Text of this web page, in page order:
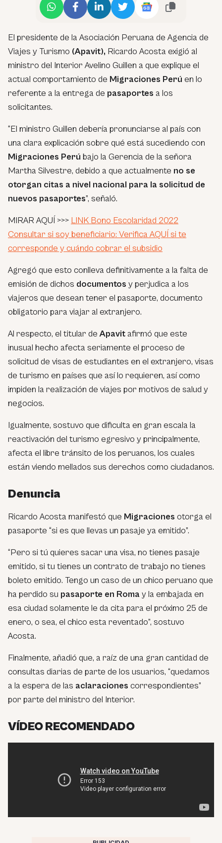
El presidente de la Asociación Peruana de Agencia de
Viajes y Turismo (Apavit), Ricardo Acosta exigió al
ministro del Interior Avelino Guillen a que explique el
actual comportamiento de Migraciones Perú en lo
referente a la entrega de pasaportes a los
solicitantes.
“El ministro Guillen debería pronunciarse al país con
una clara explicación sobre qué está sucediendo con
Migraciones Perú bajo la Gerencia de la señora
Martha Silvestre, debido a que actualmente no se
otorgan citas a nivel nacional para la solicitud de
nuevos pasaportes”, señaló.
MIRAR AQUÍ >>> LINK Bono Escolaridad 2022
Consultar si soy beneficiario: Verifica AQUÍ si te
corresponde y cuándo cobrar el subsidio
Agregó que esto conlleva definitivamente a la falta de
emisión de dichos documentos y perjudica a los
viajeros que desean tener el pasaporte, documento
obligatorio para viajar al extranjero.
Al respecto, el titular deApavitafirmó que este
inusual hecho afecta seriamente el proceso de
solicitud de visas de estudiantes en el extranjero, visas
de turismo en países que así lo requieren, así como
impiden la realización de viajes por motivos de salud y
negocios.
Igualmente, sostuvo que dificulta en gran escala la
reactivación del turismo egresivo y principalmente,
afecta el libre tránsito de los peruanos, los cuales
están viendo mellados sus derechos como ciudadanos.
Denuncia
Ricardo Acosta manifestó que Migraciones otorga el
pasaporte “si es que llevas un pasaje ya emitido”.
“Pero si tú quieres sacar una visa, no tienes pasaje
emitido, si tu tienes un contrato de trabajo no tienes
boleto emitido. Tengo un caso de un chico peruano que
ha perdido su pasaporte en Roma y la embajada en
esa ciudad solamente le da cita para el próximo 25 de
enero, o sea, el chico esta reventado”, sostuvo
Acosta.
Finalmente, añadió que, a raíz de una gran cantidad de
consultas diarias de parte de los usuarios, “quedamos
a la espera de las aclaraciones correspondientes”
por parte del ministro del Interior.
VÍDEO RECOMENDADO